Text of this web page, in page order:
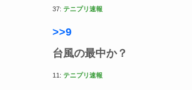
37: テニプリ速報
>>9
台風の最中か？
11: テニプリ速報